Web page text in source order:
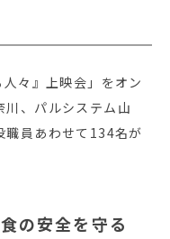
々』上映会」をオン
川、パルシステム山
職員あわせて134名が
の安全を守る